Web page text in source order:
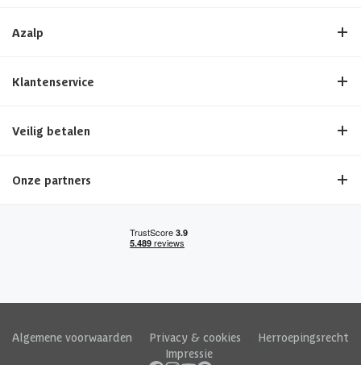
Azalp
Klantenservice
Veilig betalen
Onze partners
Algemene voorwaarden Privacy & cookies
Herroepingsrecht
Impressie